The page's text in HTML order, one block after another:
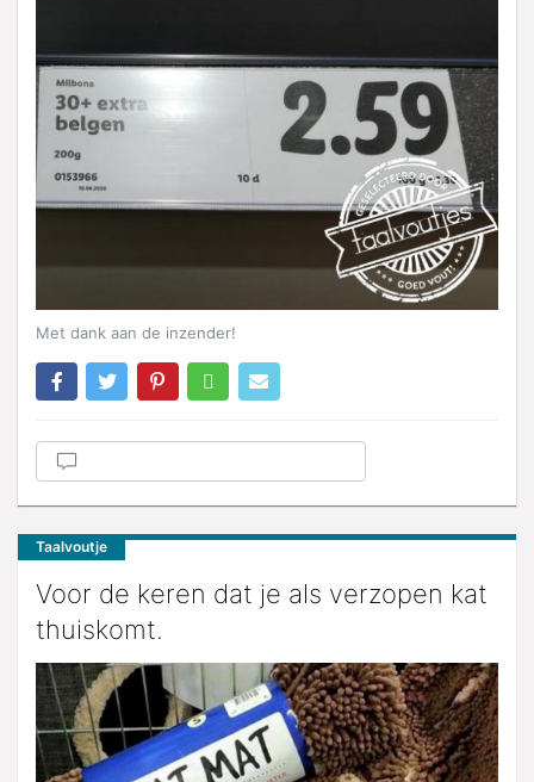
Met dank aan de inzender!
Taalvoutje
Voor de keren dat je als verzopen kat
thuiskomt.